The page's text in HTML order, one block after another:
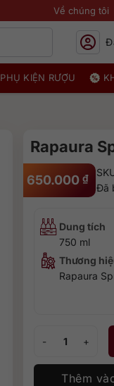
Về chúng tôi
PHỤ KIỆN RƯỢU
Rapaura
650.000 ₫
Đã
Dung tích
750 ml
Thương
Rapaura
Rapaura Springs
Thêm